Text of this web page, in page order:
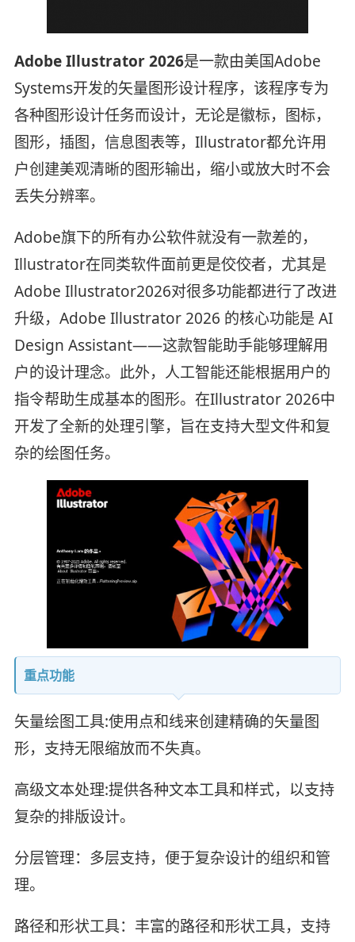
Adobe Illustrator 2026是一款由美国Adobe
Systems开发的矢量图形设计程序，该程序专为
各种图形设计任务而设计，无论是徽标，图标，
图形，插图，信息图表等，Illustrator都允许用
户创建美观清晰的图形输出，缩小或放大时不会
丢失分辨率。
Adobe旗下的所有办公软件就没有一款差的，
Illustrator在同类软件面前更是佼佼者，尤其是
Adobe Illustrator2026对很多功能都进行了改进
升级，Adobe Illustrator 2026 的核心功能是 AI
Design Assistant——这款智能助手能够理解用
户的设计理念。此外，人工智能还能根据用户的
指令帮助生成基本的图形。在Illustrator 2026中
开发了全新的处理引擎，旨在支持大型文件和复
杂的绘图任务。
重点功能
矢量绘图工具:使用点和线来创建精确的矢量图
形，支持无限缩放而不失真。
高级文本处理:提供各种文本工具和样式，以支持
复杂的排版设计。
分层管理：多层支持，便于复杂设计的组织和管
理。
路径和形状工具：丰富的路径和形状工具，支持